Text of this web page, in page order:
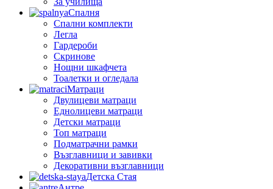
Спалня
Спални комплекти
Легла
Гардероби
Скринове
Нощни шкафчета
Тоалетки и огледала
Матраци
Двулицеви матраци
Еднолицеви матраци
Детски матраци
Топ матраци
Подматрачни рамки
Възглавници и завивки
Декоративни възглавници
Детска Стая